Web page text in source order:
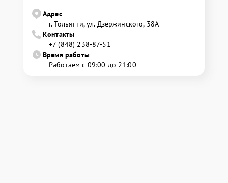
Адрес
г. Тольятти, ул. Дзержинского, 38А
Контакты
+7 (848) 238-87-51
Время работы
Работаем с 09:00 до 21:00